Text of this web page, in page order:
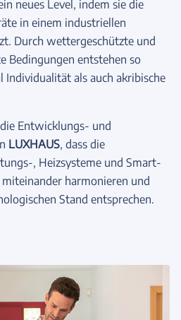
neues Level, indem sie die
in einem industriellen
Durch wettergeschützte und
Bedingungen entstehen so
Individualität als auch akribische
Entwicklungs- und
LUXHAUS, dass die
, Heizsysteme und Smart-
harmonieren und
Stand entsprechen.